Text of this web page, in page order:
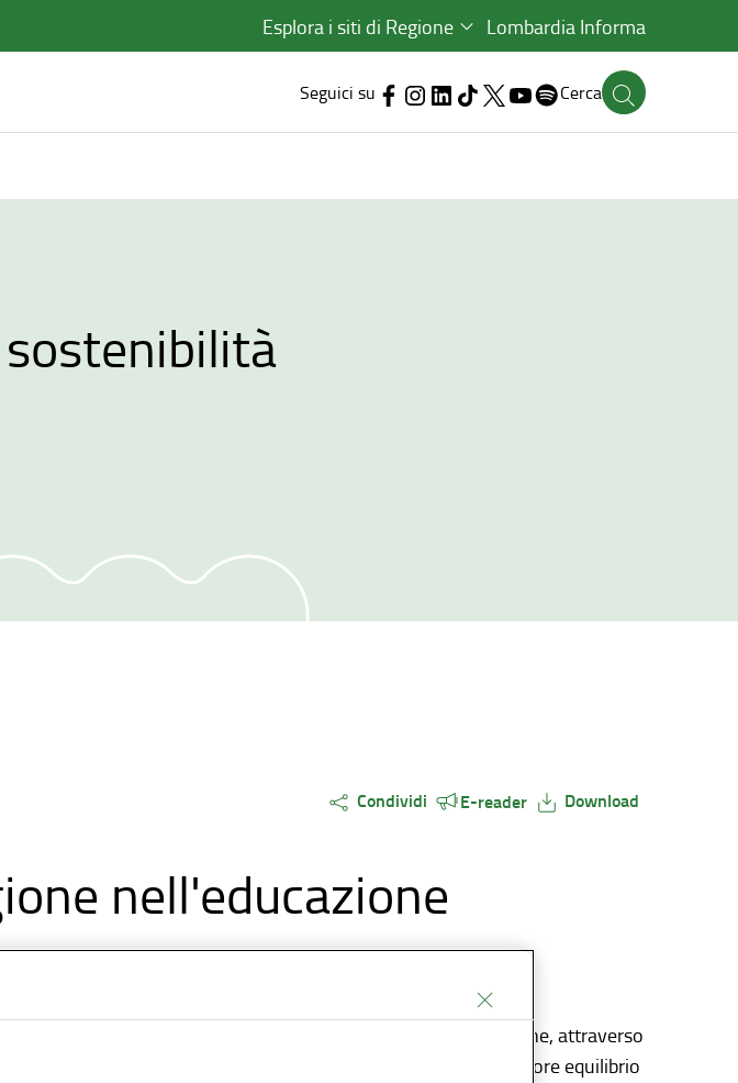
Esplora i siti di Regione Lombardia Informa
Seguici su Cerca
Condividi E-reader Download
nell'educazione
e alla sostenibilità si riuniscono progettualità e strategie che, attraverso
l’adozione di comportamenti individuali e collettivi di maggiore equilibrio